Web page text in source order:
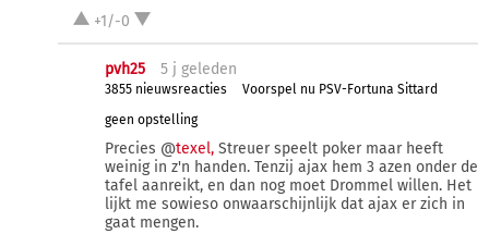
+1/-0
pvh25 5 j geleden
3855 nieuwsreacties
Voorspel nu PSV-Fortuna Sittard
geen opstelling
Precies @texel,Streuer speelt poker maar heeft
weinig in z'n handen. Tenzij ajax hem 3 azen onder de
tafel aanreikt, en dan nog moet Drommel willen. Het
lijkt me sowieso onwaarschijnlijk dat ajax er zich in
gaat mengen.